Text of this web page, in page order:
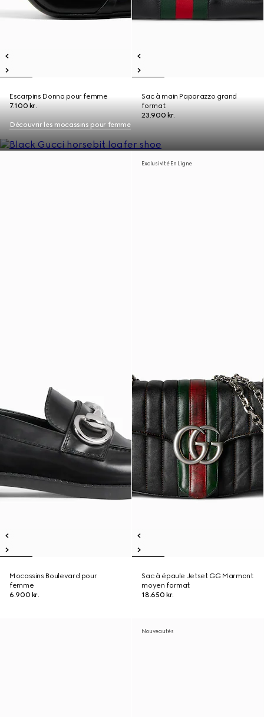
Escarpins Donna pour femme
7.100 kr.
Sac à main Paparazzo grand
format
23.900 kr.
Découvrir les mocassins pour femme
Mocassins Boulevard pour
femme
6.900 kr.
Exclusivité En Ligne
Sac à épaule Jetset GG Marmont
moyen format
18.650 kr.
Nouveautés